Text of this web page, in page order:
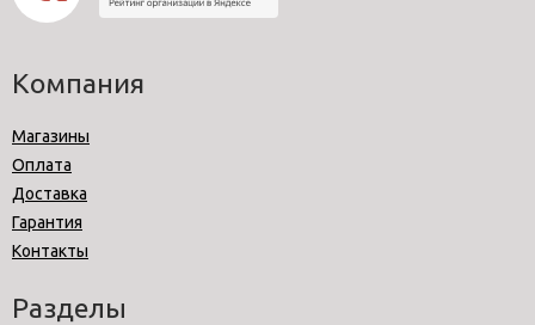
Компания
Магазины
Оплата
Доставка
Гарантия
Контакты
Разделы